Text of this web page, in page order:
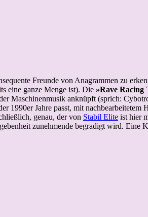
Freunde von Anagrammen zu
eine ganze Menge ist). Die »Rave Racing
Maschinenmusik anknüpft (sprich:
1990er Jahre passt, mit nachbearbeitetem
genau, der von Stabil Elite ist hier
zunehmende begradigt wird. Eine